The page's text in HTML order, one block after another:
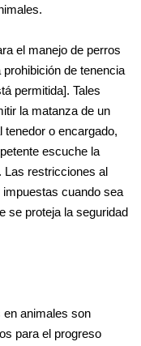
el manejo de perros
de tenencia
permitida]. Tales
la matanza de un
tenedor o encargado,
escuche la
Las restricciones al
cuando sea
se proteja la seguridad
animales son
para el progreso